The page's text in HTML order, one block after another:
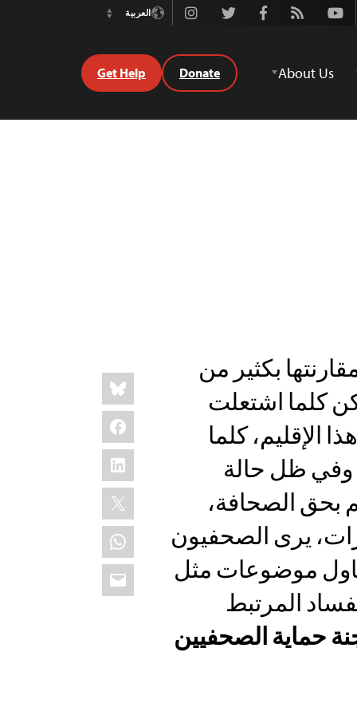
Youtube
Rss
Facebook
Twitter
Instagramالعربية
Switch
About Us
Donate
Get Help
Share
this:
Bluesky
Facebook
LinkedIn
X
WhatsApp
Email
بكثير من
كلما اشتعلت
الإقليم، كلما
وفي ظل حالة
بحق الصحافة،
يرى الصحفيون
موضوعات مثل
المرتبط
حماية الصحفيين